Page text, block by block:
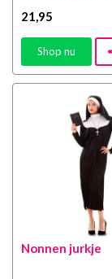
21,95
Shop nu
Nonnen jurkje